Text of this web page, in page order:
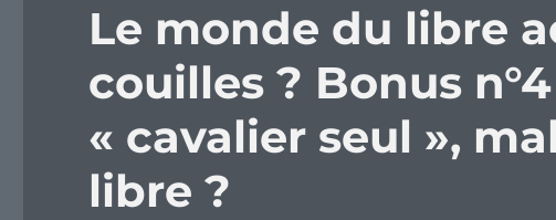
Le monde du libre
couilles ? Bonus
« cavalier seul »,
libre ?